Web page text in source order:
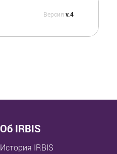
Версия v.4
Об IRBIS
История IRBIS